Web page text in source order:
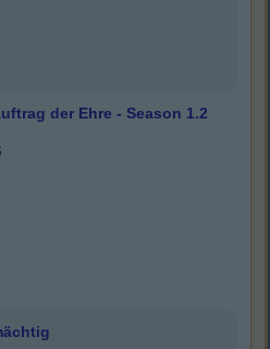
der Ehre - Season 1.2